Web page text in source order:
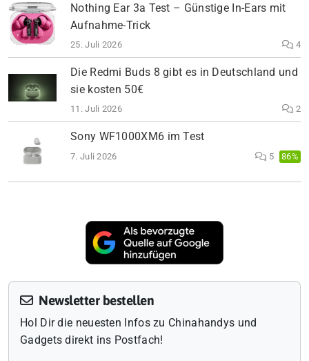
Nothing Ear 3a Test – Günstige In-Ears mit
Aufnahme-Trick
25. Juli 2026 4
Die Redmi Buds 8 gibt es in Deutschland und
sie kosten 50€
11. Juli 2026 2
Sony WF1000XM6 im Test
7. Juli 2026 5 86%
Newsletter bestellen
Hol Dir die neuesten Infos zu Chinahandys und
Gadgets direkt ins Postfach!